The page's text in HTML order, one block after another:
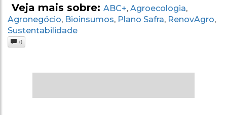
Veja mais sobre: ABC+, Agroecologia,
Agronegócio, Bioinsumos, Plano Safra, RenovAgro,
Sustentabilidade
0